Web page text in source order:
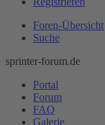
Foren-Übersicht
Suche
sprinter-forum.de
Portal
Forum
FAQ
Galerie